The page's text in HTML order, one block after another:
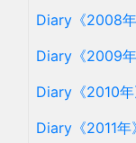
Diary《2008年
Diary《2009年
Diary《2010年
Diary《2011年